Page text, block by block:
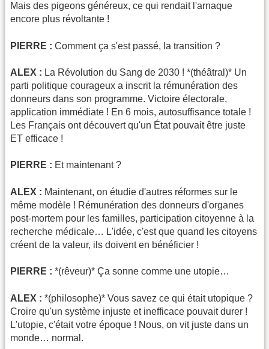
Mais des pigeons généreux, ce qui rendait l'arnaque
encore plus révoltante !
PIERRE : Comment ça s'est passé, la transition ?
ALEX : La Révolution du Sang de 2030 ! *(théâtral)* Un
parti politique courageux a inscrit la rémunération des
donneurs dans son programme. Victoire électorale,
application immédiate ! En 6 mois, autosuffisance totale !
Les Français ont découvert qu'un État pouvait être juste
ET efficace !
PIERRE : Et maintenant ?
ALEX : Maintenant, on étudie d'autres réformes sur le
même modèle ! Rémunération des donneurs d'organes
post-mortem pour les familles, participation citoyenne à la
recherche médicale… L'idée, c'est que quand les citoyens
créent de la valeur, ils doivent en bénéficier !
PIERRE : *(rêveur)* Ça sonne comme une utopie…
ALEX : *(philosophe)* Vous savez ce qui était utopique ?
Croire qu'un système injuste et inefficace pouvait durer !
L'utopie, c'était votre époque ! Nous, on vit juste dans un
monde… normal.